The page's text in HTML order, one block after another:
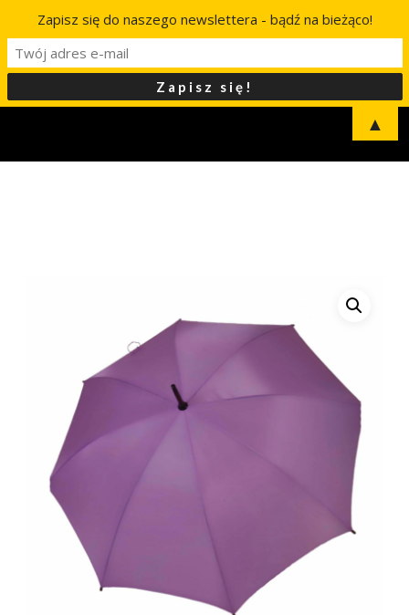
Zapisz się do naszego newslettera - bądź na bieżąco!
▲